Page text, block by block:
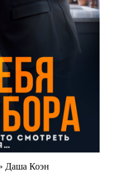
Даша Коэн